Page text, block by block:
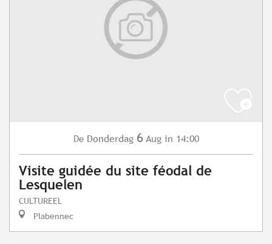
De Donderdag 6 Aug in 14:00
Visite guidée du site féodal de
Lesquelen
CULTUREEL
Plabennec